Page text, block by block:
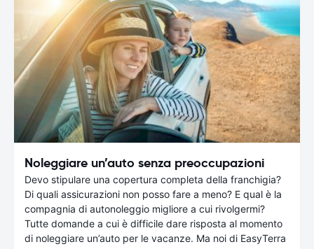
Noleggiare un’auto senza preoccupazioni
Devo stipulare una copertura completa della franchigia?
Di quali assicurazioni non posso fare a meno? E qual è la
compagnia di autonoleggio migliore a cui rivolgermi?
Tutte domande a cui è difficile dare risposta al momento
di noleggiare un’auto per le vacanze. Ma noi di EasyTerra